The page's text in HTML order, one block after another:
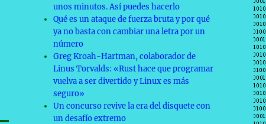
unos minutos. Así puedes hacerlo
Qué es un ataque de fuerza bruta y por qué
ya no basta con cambiar una letra por un
número
Greg Kroah-Hartman, colaborador de
Linus Torvalds: «Rust hace que programar
vuelva a ser divertido y Linux es más
seguro»
Un concurso revive la era del disquete con
un desafío extremo